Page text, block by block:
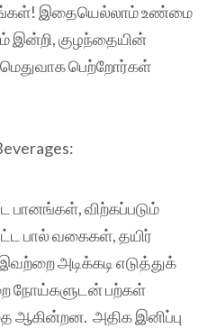
இதையெல்லாம் உண்மை
இன்றி, குழந்தையின்
பெற்றோர்கள்
பானங்கள், விற்கப்படும்
பால் வகைகள், தயிர்
அடிக்கடி எடுத்துக்
நோய்களுடன் பற்கள்
ஆகின்றன. அதிக இனிப்பு